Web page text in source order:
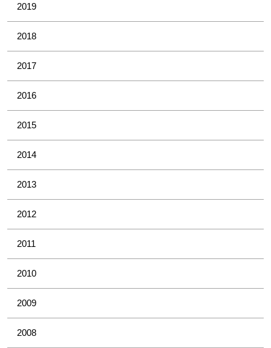
2019
2018
2017
2016
2015
2014
2013
2012
2011
2010
2009
2008